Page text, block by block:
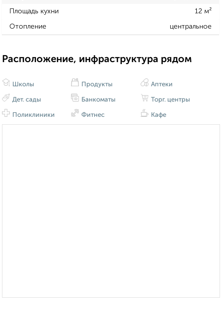
Площадь кухни 12 м²
Отопление центральное
Расположение, инфраструктура рядом
Школы
Дет. сады
Поликлиники
Продукты
Банкоматы
Фитнес
Аптеки
Торг. центры
Кафе